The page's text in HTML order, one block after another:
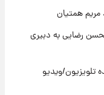
مریم همتیان
رضایی به دبیری
تلویزیون/ویدیو